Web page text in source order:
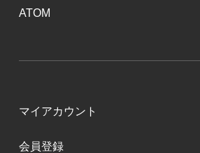
ATOM
マイアカウント
会員登録